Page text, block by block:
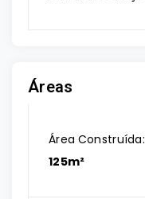
Áreas
Área Construída:
125m²